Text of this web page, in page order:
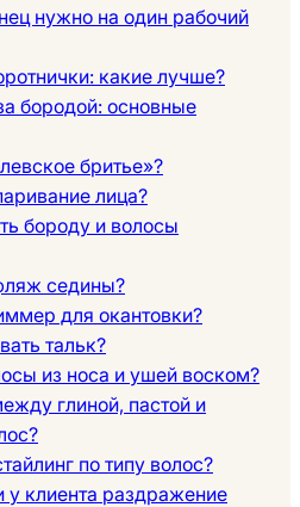
нужно на один рабочий
какие лучше?
бородой: основные
бритье»?
лица?
бороду и волосы
седины?
для окантовки?
тальк?
из носа и ушей воском?
глиной, пастой и
по типу волос?
у клиента раздражение